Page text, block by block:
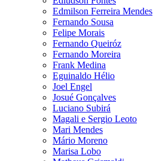
Edmilson Ferreira Mendes
Fernando Sousa
Felipe Morais
Fernando Queiróz
Fernando Moreira
Frank Medina
Eguinaldo Hélio
Joel Engel
Josué Gonçalves
Luciano Subirá
Magali e Sergio Leoto
Mari Mendes
Mário Moreno
Marisa Lobo